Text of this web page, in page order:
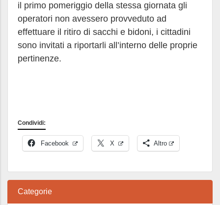
il primo pomeriggio della stessa giornata gli
operatori non avessero provveduto ad
effettuare il ritiro di sacchi e bidoni, i cittadini
sono invitati a riportarli all’interno delle proprie
pertinenze.
Condividi:
Facebook X Altro
Categorie